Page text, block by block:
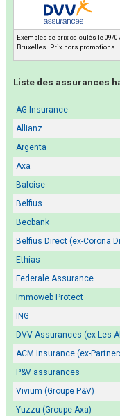
Exemples de prix calculés le 09/
Bruxelles. Prix hors promotions.
Liste des assurances
AG Insurance
Allianz
Argenta
Axa
Baloise
Belfius
Beobank
Belfius Direct (ex-Corona
Ethias
Federale Assurance
Immoweb Protect
ING
DVV Assurances (ex-Les
ACM Insurance (ex-
P&V assurances
Vivium (Groupe P&V)
Yuzzu (Groupe Axa)